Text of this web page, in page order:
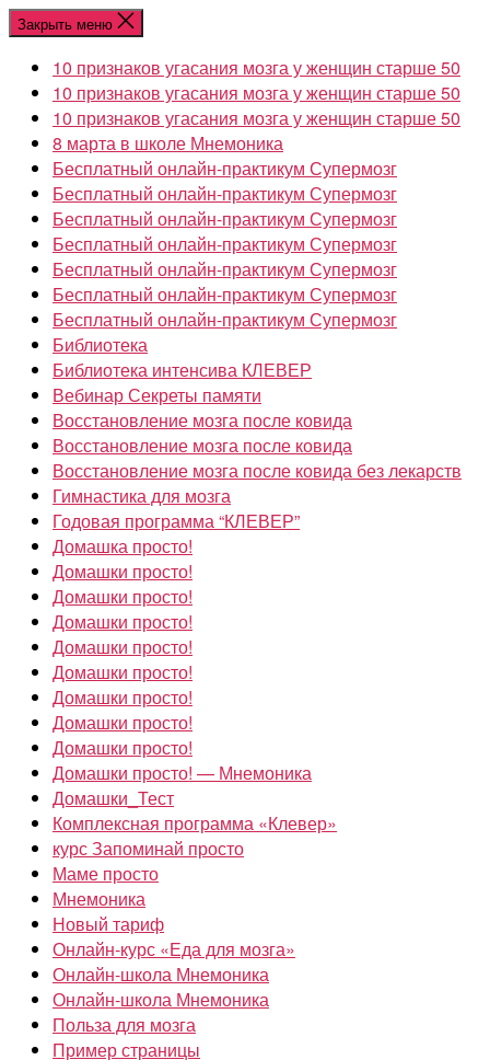
Перейти
к
содержимому
Закрыть меню
10 признаков угасания мозга у женщин старше 50
10 признаков угасания мозга у женщин старше 50
10 признаков угасания мозга у женщин старше 50
8 марта в школе Мнемоника
Бесплатный онлайн-практикум Супермозг
Бесплатный онлайн-практикум Супермозг
Бесплатный онлайн-практикум Супермозг
Бесплатный онлайн-практикум Супермозг
Бесплатный онлайн-практикум Супермозг
Бесплатный онлайн-практикум Супермозг
Бесплатный онлайн-практикум Супермозг
Библиотека
Библиотека интенсива КЛЕВЕР
Вебинар Секреты памяти
Восстановление мозга после ковида
Восстановление мозга после ковида
Восстановление мозга после ковида без лекарств
Гимнастика для мозга
Годовая программа “КЛЕВЕР”
Домашка просто!
Домашки просто!
Домашки просто!
Домашки просто!
Домашки просто!
Домашки просто!
Домашки просто!
Домашки просто!
Домашки просто!
Домашки просто! — Мнемоника
Домашки_Тест
Комплексная программа «Клевер»
курс Запоминай просто
Маме просто
Мнемоника
Новый тариф
Онлайн-курс «Еда для мозга»
Онлайн-школа Мнемоника
Онлайн-школа Мнемоника
Польза для мозга
Пример страницы